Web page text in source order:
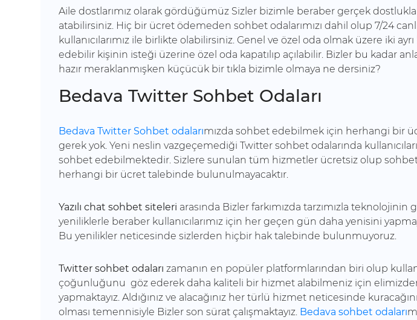
Aile dostlarımız olarak gördüğümüz Sizler bizimle beraber gerçek
atabilirsiniz. Hiç bir ücret ödemeden sohbet odalarımızı dahil olup 7/24
kullanıcılarımız ile birlikte olabilirsiniz. Genel ve özel oda olmak üzere iki
edebilir kişinin isteği üzerine özel oda kapatılıp açılabilir. Bizler bu kadar
hazır meraklanmışken küçücük bir tıkla bizimle olmaya ne dersiniz?
Bedava Twitter Sohbet Odaları
Bedava Twitter Sohbet odalarımızda sohbet edebilmek için herhangi bir
gerek yok. Yeni neslin vazgeçemediği Twitter sohbet odalarında
sohbet edebilmektedir. Sizlere sunulan tüm hizmetler ücretsiz olup sohbet
herhangi bir ücret talebinde bulunulmayacaktır.
Yazılı chat sohbet siteleri arasında Bizler farkımızda tarzımızla teknolojinin
yeniliklerle beraber kullanıcılarımız için her geçen gün daha yenisini
Bu yenilikler neticesinde sizlerden hiçbir hak talebinde bulunmuyoruz.
Twitter sohbet odaları zamanın en popüler platformlarından biri olup
çoğunluğunu göz ederek daha kaliteli bir hizmet alabilmeniz için
yapmaktayız. Aldığınız ve alacağınız her türlü hizmet neticesinde
olması temennisiyle Bizler son sürat çalışmaktayız. Bedava sohbet odaları